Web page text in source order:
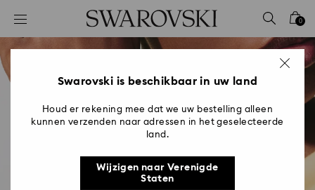
Lijst met toegangscodes
0 - Koptekst
2 - Voettekst
0
Swarovski is beschikbaar in uw land
Houd er rekening mee dat we uw bestelling alleen
kunnen verzenden naar adressen in het geselecteerde
land.
Wijzigen naar Verenigde
Staten